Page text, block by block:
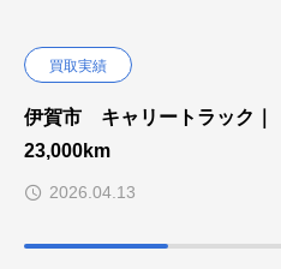
買取実績
伊賀市 キャリートラック｜
23,000km
2026.04.13